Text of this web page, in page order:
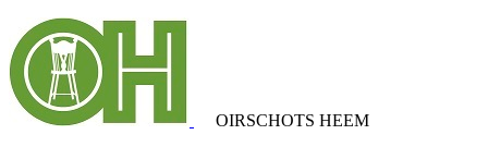
OIRSCHOTS HEEM